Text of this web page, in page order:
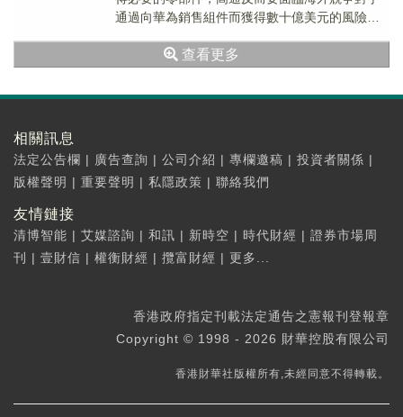
通過向華為銷售組件而獲得數十億美元的風險。
惠的「其他...查看更多
相關訊息
法定公告欄 | 廣告查詢 | 公司介紹 | 專欄邀稿 | 投資者關係 |
版權聲明 | 重要聲明 | 私隱政策 | 聯絡我們
友情鏈接
清博智能 | 艾媒諮詢 | 和訊 | 新時空 | 時代財經 | 證券市場周
刊
| 壹財信 | 權衡財經 | 攬富財經 | 更多...
香港政府指定刊載法定通告之憲報刊登報章
Copyright © 1998 - 2026 財華控股有限公司
香港財華社版權所有,未經同意不得轉載。